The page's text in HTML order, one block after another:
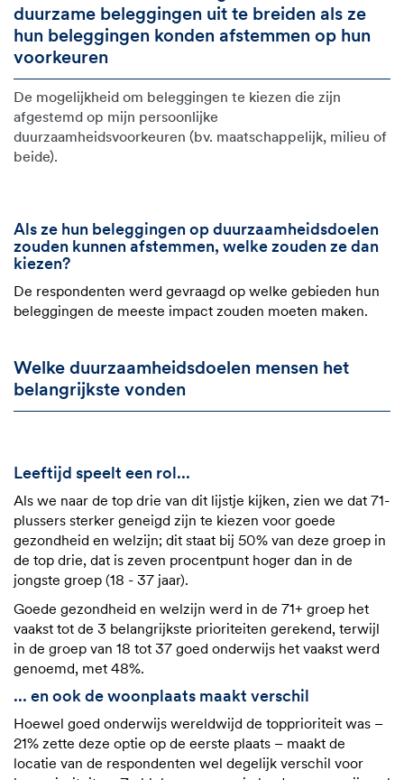
duurzame beleggingen uit te breiden als ze
hun beleggingen konden afstemmen op hun
voorkeuren
De mogelijkheid om beleggingen te kiezen die zijn
afgestemd op mijn persoonlijke
duurzaamheidsvoorkeuren (bv. maatschappelijk, milieu of
beide).
Als ze hun beleggingen op duurzaamheidsdoelen
zouden kunnen afstemmen, welke zouden ze dan
kiezen?
De respondenten werd gevraagd op welke gebieden hun
beleggingen de meeste impact zouden moeten maken.
Welke duurzaamheidsdoelen mensen het
belangrijkste vonden
Leeftijd speelt een rol...
Als we naar de top drie van dit lijstje kijken, zien we dat 71-
plussers sterker geneigd zijn te kiezen voor goede
gezondheid en welzijn; dit staat bij 50% van deze groep in
de top drie, dat is zeven procentpunt hoger dan in de
jongste groep (18 - 37 jaar).
Goede gezondheid en welzijn werd in de 71+ groep het
vaakst tot de 3 belangrijkste prioriteiten gerekend, terwijl
in de groep van 18 tot 37 goed onderwijs het vaakst werd
genoemd, met 48%.
... en ook de woonplaats maakt verschil
Hoewel goed onderwijs wereldwijd de topprioriteit was –
21% zette deze optie op de eerste plaats – maakt de
locatie van de respondenten wel degelijk verschil voor